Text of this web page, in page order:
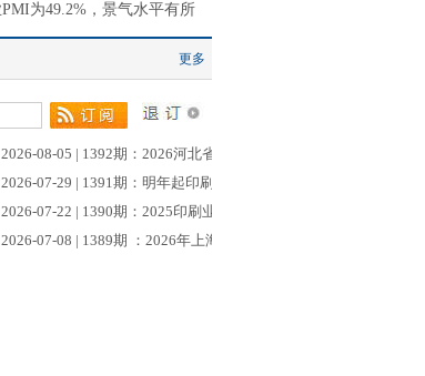
为49.2%，景气水平有所
更多
2026-08-05 | 1392期：2026河北省首批创新型中小企业
2026-07-29 | 1391期：明年起印刷业开征挥发性有机物
2026-07-22 | 1390期：2025印刷业薪酬调查数据出炉！
2026-07-08 | 1389期 ：2026年上海市生态环境监督执法